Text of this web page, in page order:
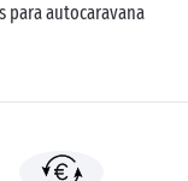
para autocaravana